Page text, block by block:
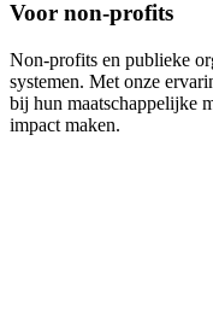
Voor non-profits
Non-profits en publieke
systemen. Met onze
bij hun maatschappelijke
impact maken.